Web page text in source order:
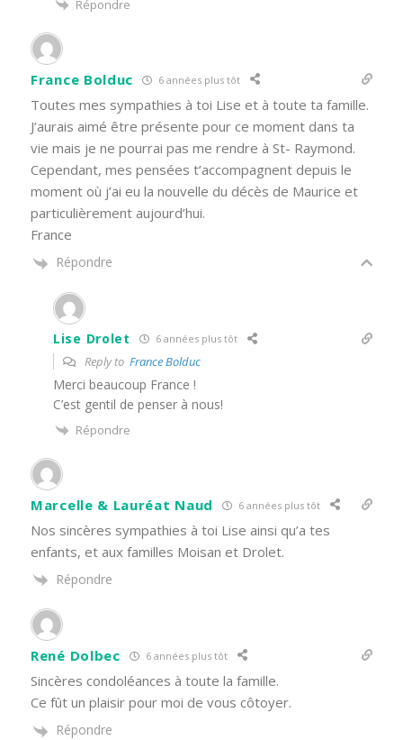
Répondre
France Bolduc 6 années plus tôt
Toutes mes sympathies à toi Lise et à toute ta famille.
J’aurais aimé être présente pour ce moment dans ta
vie mais je ne pourrai pas me rendre à St- Raymond.
Cependant, mes pensées t’accompagnent depuis le
moment où j’ai eu la nouvelle du décès de Maurice et
particulièrement aujourd’hui.
France
Répondre
Lise Drolet 6 années plus tôt
Reply to France Bolduc
Merci beaucoup France !
C’est gentil de penser à nous!
Répondre
Marcelle & Lauréat Naud 6 années plus tôt
Nos sincères sympathies à toi Lise ainsi qu’a tes
enfants, et aux familles Moisan et Drolet.
Répondre
René Dolbec 6 années plus tôt
Sincères condoléances à toute la famille.
Ce fût un plaisir pour moi de vous côtoyer.
Répondre